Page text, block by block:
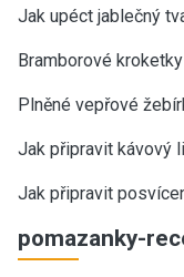
Jak upéct jablečný
Bramborové
Plněné vepřové
Jak připravit kávový
Jak připravit
pomazanky-